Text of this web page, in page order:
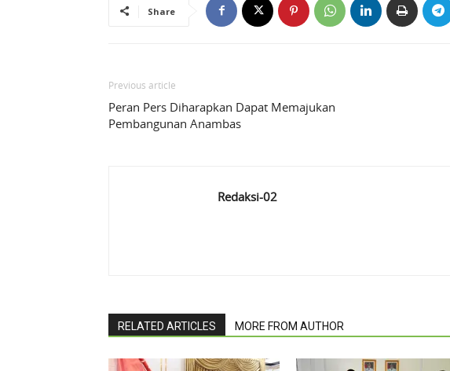
Share
Previous article
Peran Pers Diharapkan Dapat Memajukan
Pembangunan Anambas
Redaksi-02
RELATED ARTICLES MORE FROM AUTHOR